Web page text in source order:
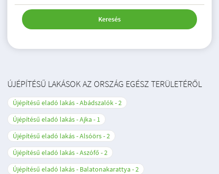
Keresés
ÚJÉPÍTÉSŰ LAKÁSOK AZ ORSZÁG EGÉSZ TERÜLETÉRŐL
Újépítésű eladó lakás - Abádszalók 2
Újépítésű eladó lakás - Ajka
1
Újépítésű eladó lakás - Alsóörs 2
Újépítésű eladó lakás - Aszófő
2
Újépítésű eladó lakás - Balatonakarattya 2